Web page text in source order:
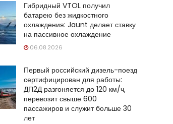
Гибридный VTOL получил
батарею без жидкостного
охлаждения: Jaunt делает ставку
на пассивное охлаждение
06.08.2026
Первый российский дизель-поезд
сертифицирован для работы:
ДП2Д разгоняется до 120 км/ч,
перевозит свыше 600
пассажиров и служит больше 30
лет